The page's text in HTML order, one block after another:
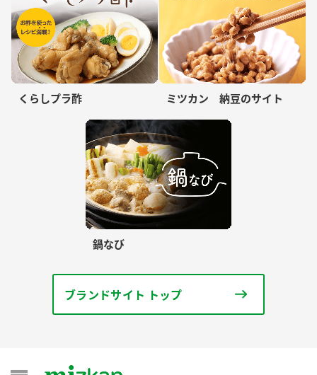
くらしプラ酢 ミツカン 納豆のサイト
鍋なび
ブランドサイト トップ